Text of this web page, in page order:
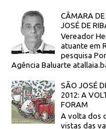
CÂMARA DE
JOSÉ DE
Vereador
atuante em
pesquisa
Agência Baluarte
SÃO JOSÉ
2012: A
FORAM
A volta
vistas das